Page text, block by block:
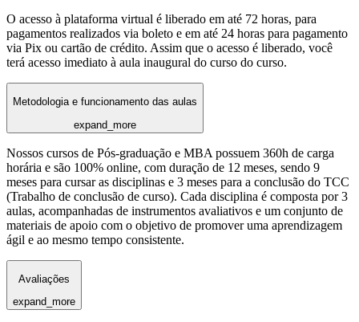
O acesso à plataforma virtual é liberado em até 72 horas, para
pagamentos realizados via boleto e em até 24 horas para pagamento
via Pix ou cartão de crédito. Assim que o acesso é liberado, você
terá acesso imediato à aula inaugural do curso do curso.
Metodologia e funcionamento das aulas
expand_more
Nossos cursos de Pós-graduação e MBA possuem 360h de carga
horária e são 100% online, com duração de 12 meses, sendo 9
meses para cursar as disciplinas e 3 meses para a conclusão do TCC
(Trabalho de conclusão de curso). Cada disciplina é composta por 3
aulas, acompanhadas de instrumentos avaliativos e um conjunto de
materiais de apoio com o objetivo de promover uma aprendizagem
ágil e ao mesmo tempo consistente.
Avaliações
expand_more